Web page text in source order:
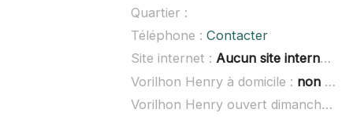
Quartier :
Téléphone : Contacter
Site internet : Aucun site internet connu
Vorilhon Henry à domicile : non renseigné
Vorilhon Henry ouvert dimanche :